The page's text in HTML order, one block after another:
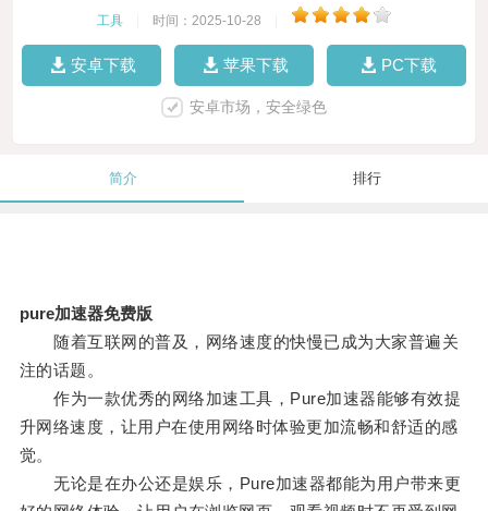
工具 时间：2025-10-28
安卓下载 苹果下载 PC下载
安卓市场，安全绿色
简介 排行
pure加速器免费版
随着互联网的普及，网络速度的快慢已成为大家普遍关
注的话题。
作为一款优秀的网络加速工具，Pure加速器能够有效提
升网络速度，让用户在使用网络时体验更加流畅和舒适的感
觉。
无论是在办公还是娱乐，Pure加速器都能为用户带来更